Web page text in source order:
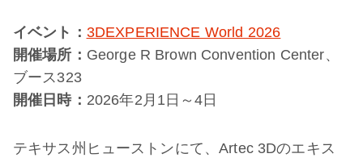
イベント： 3DEXPERIENCE World 2026
開催場所： George R Brown Convention Center​、
ブース​323
開催日時： 2026年2月1日～4日
テキサス州ヒューストンにて、Artec 3Dのエキス